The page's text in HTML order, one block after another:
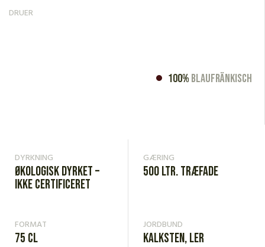
DRUER
100% Blaufränkisch
DYRKNING
Økologisk dyrket –
ikke certificeret
GÆRING
500 ltr. træfade
FORMAT
75 cl
JORDBUND
Kalksten, ler